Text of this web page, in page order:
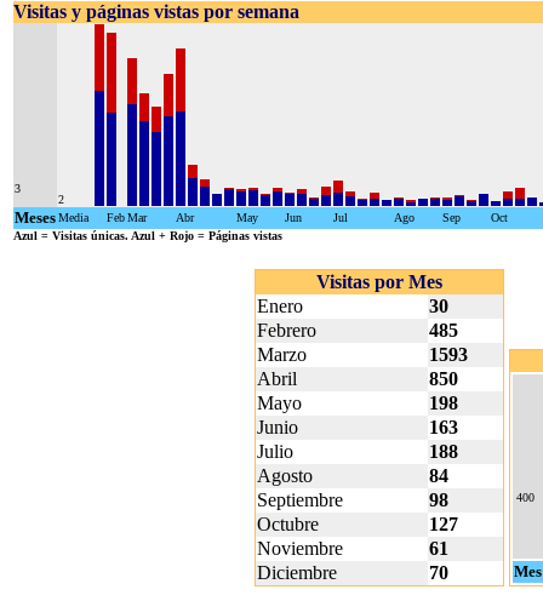
Visitas y páginas vistas por semana
3
2
MesesMedia FebMar Abr May Jun Jul Ago Sep
Oct
Azul = Visitas únicas. Azul + Rojo = Páginas vistas
Visitas por Mes
Enero
30
Febrero
485
Marzo
1593
Abril
850
Mayo
198
Junio
163
Julio
188
Agosto
84
Septiembre
98
Octubre
127
Noviembre
61
Diciembre
70
400
Mes